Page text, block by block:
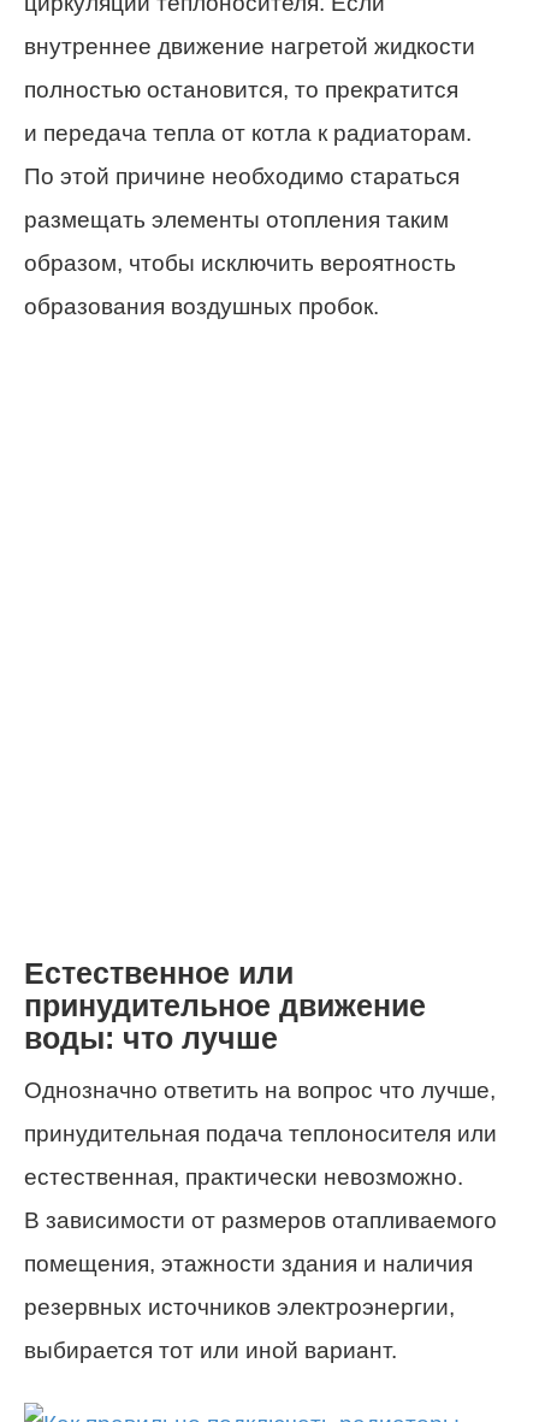
внутреннее движение нагретой жидкости
полностью остановится, то прекратится
и передача тепла от котла к радиаторам.
По этой причине необходимо стараться
размещать элементы отопления таким
образом, чтобы исключить вероятность
образования воздушных пробок.
Естественное или
принудительное движение
воды: что лучше
Однозначно ответить на вопрос что лучше,
принудительная подача теплоносителя или
естественная, практически невозможно.
В зависимости от размеров отапливаемого
помещения, этажности здания и наличия
резервных источников электроэнергии,
выбирается тот или иной вариант.